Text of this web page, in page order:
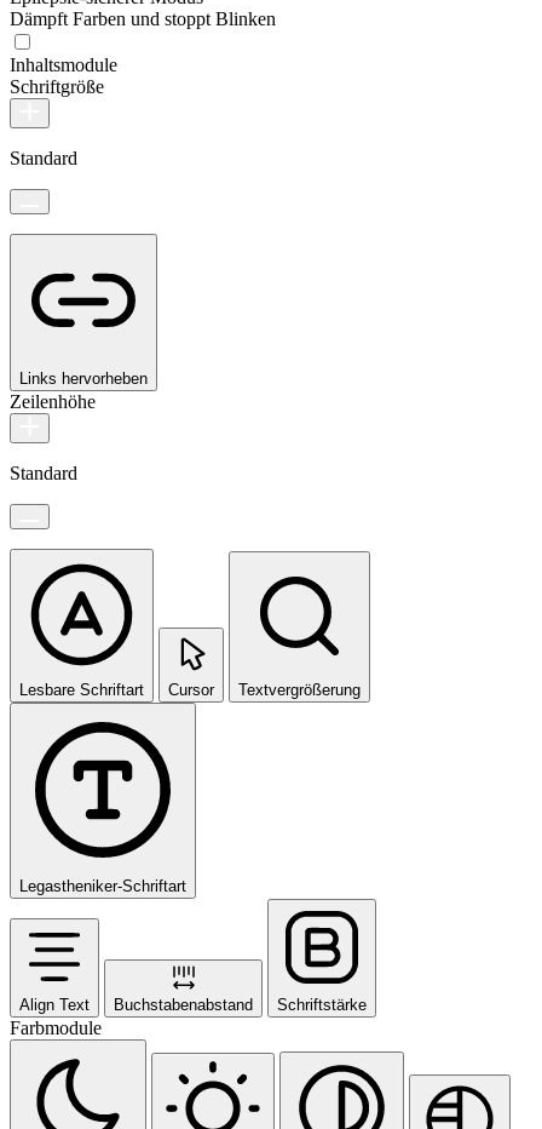
Dämpft Farben und stoppt Blinken
Inhaltsmodule
Schriftgröße
Standard
Links hervorheben
Zeilenhöhe
Standard
Lesbare Schriftart Cursor Textvergrößerung
Legastheniker-Schriftart
Align Text Buchstabenabstand Schriftstärke
Farbmodule